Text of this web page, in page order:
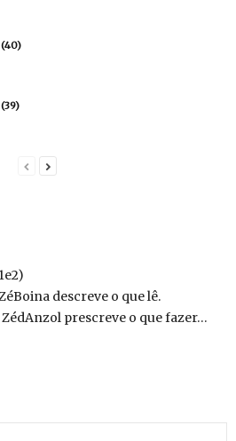
descreve o que lê.
prescreve o que fazer…